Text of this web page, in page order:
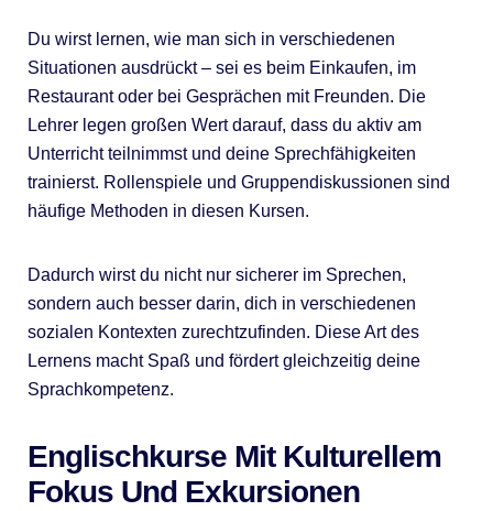
Du wirst lernen, wie man sich in verschiedenen
Situationen ausdrückt – sei es beim Einkaufen, im
Restaurant oder bei Gesprächen mit Freunden. Die
Lehrer legen großen Wert darauf, dass du aktiv am
Unterricht teilnimmst und deine Sprechfähigkeiten
trainierst. Rollenspiele und Gruppendiskussionen sind
häufige Methoden in diesen Kursen.
Dadurch wirst du nicht nur sicherer im Sprechen,
sondern auch besser darin, dich in verschiedenen
sozialen Kontexten zurechtzufinden. Diese Art des
Lernens macht Spaß und fördert gleichzeitig deine
Sprachkompetenz.
Englischkurse Mit Kulturellem
Fokus Und Exkursionen